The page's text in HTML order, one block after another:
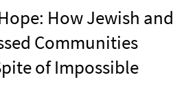
How Jewish and
Communities
of Impossible